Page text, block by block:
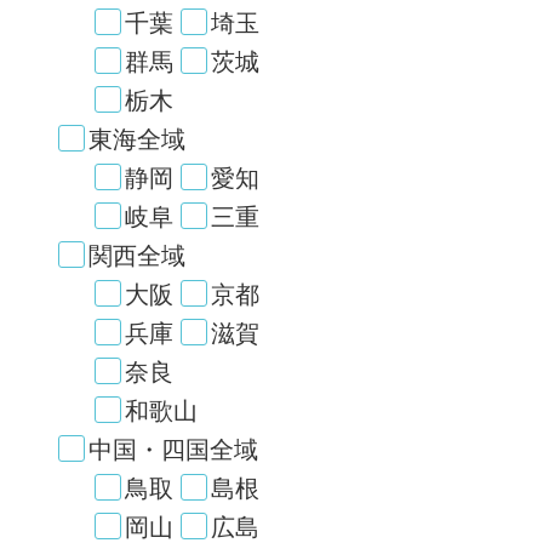
千葉
埼玉
群馬
茨城
栃木
東海全域
静岡
愛知
岐阜
三重
関西全域
大阪
京都
兵庫
滋賀
奈良
和歌山
中国・四国全域
鳥取
島根
岡山
広島